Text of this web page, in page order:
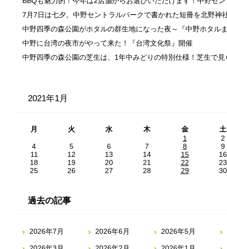
7月7日は七夕。中野セントラルパークで書かれた短冊を北野神
中野四季の森公園がホタルの群生地になった夜～『中野ホタル
中野に台湾の夜市がやって来た！『台湾文化祭』開催
中野四季の森公園の芝生は、1年中みどりの特別仕様！芝生で
2021年1月
月 火 水 木 金
土
1
2
4
5 6 7 8
9
11
12 13 14 15
16
18
19 20 21 22
23
25
26 27 28 29 30
過去の記事
2026年7月 2026年6月 2026年5月